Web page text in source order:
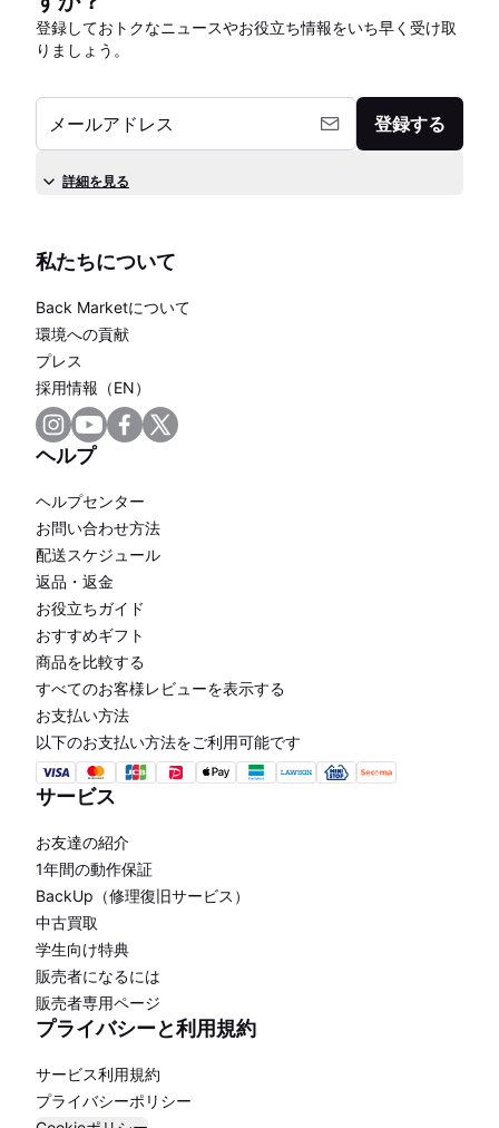
登録しておトクなニュースやお役立ち情報をいち早く受け取
りましょう。
メールアドレス 登録する
詳細を見る
私たちについて
Back Marketについて
環境への貢献
プレス
採用情報（EN）
ヘルプ
ヘルプセンター
お問い合わせ方法
配送スケジュール
返品・返金
お役立ちガイド
おすすめギフト
商品を比較する
すべてのお客様レビューを表示する
お支払い方法
以下のお支払い方法をご利用可能です
サービス
お友達の紹介
1年間の動作保証
BackUp（修理復旧サービス）
中古買取
学生向け特典
販売者になるには
販売者専用ページ
プライバシーと利用規約
サービス利用規約
プライバシーポリシー